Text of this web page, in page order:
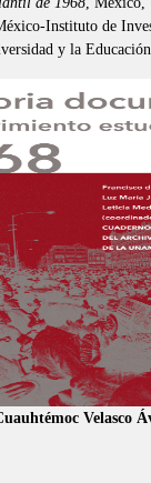
Instituto de
y la
Velasco